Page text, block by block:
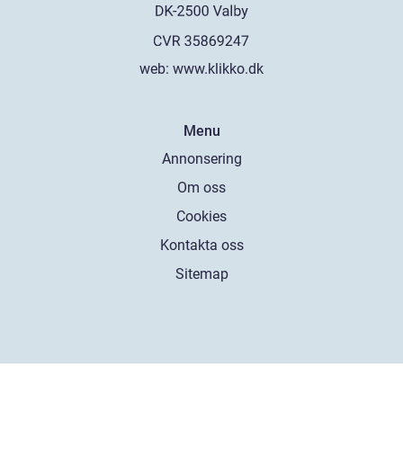
web: www.klikko.dk
Menu
Annonsering
Om oss
Cookies
Kontakta oss
Sitemap